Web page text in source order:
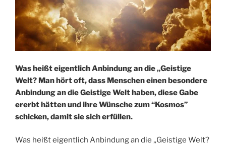
Was heißt eigentlich Anbindung an die „Geistige
Welt? Man hört oft, dass Menschen einen besondere
Anbindung an die Geistige Welt haben, diese Gabe
ererbt hätten und ihre Wünsche zum “Kosmos”
schicken, damit sie sich erfüllen.
Was heißt eigentlich Anbindung an die „Geistige Welt?